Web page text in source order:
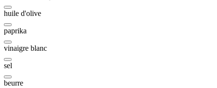
huile d'olive
paprika
vinaigre blanc
sel
beurre